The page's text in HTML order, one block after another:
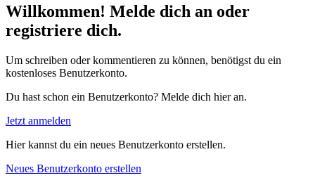
Willkommen! Melde dich an oder
registriere dich.
Um schreiben oder kommentieren zu können, benötigst du ein
kostenloses Benutzerkonto.
Du hast schon ein Benutzerkonto? Melde dich hier an.
Jetzt anmelden
Hier kannst du ein neues Benutzerkonto erstellen.
Neues Benutzerkonto erstellen